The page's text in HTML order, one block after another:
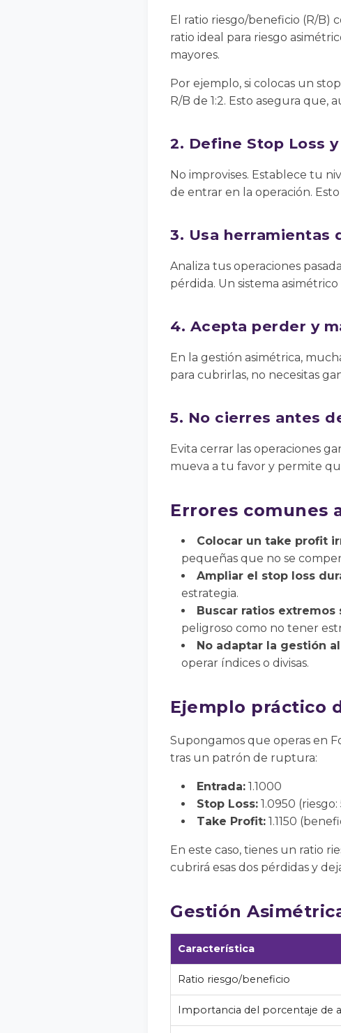
El ratio riesgo/beneficio (R/B)
ratio ideal para riesgo
mayores.
Por ejemplo, si colocas un
R/B de 1:2. Esto asegura que,
2. Define Stop Loss
No improvises. Establece tu
de entrar en la operación.
3. Usa herramientas
Analiza tus operaciones
pérdida. Un sistema
4. Acepta perder y
En la gestión asimétrica,
para cubrirlas, no necesitas
5. No cierres antes
Evita cerrar las operaciones
mueva a tu favor y permite
Errores comunes
Colocar un take profit
pequeñas que no se
Ampliar el stop loss
estrategia.
Buscar ratios extremos
peligroso como no tener
No adaptar la gestión
operar índices o divisas.
Ejemplo práctico
Supongamos que operas en
tras un patrón de ruptura:
Entrada: 1.1000
Stop Loss: 1.0950 (riesgo:
Take Profit: 1.1150
En este caso, tienes un ratio
cubrirá esas dos pérdidas y
Gestión
Característica
Ratio riesgo/beneficio
Importancia del porcentaje de